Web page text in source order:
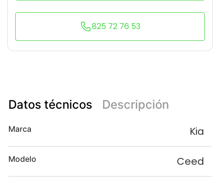
825 72 76 53
Datos técnicos Descripción
Marca Kia
Modelo Ceed